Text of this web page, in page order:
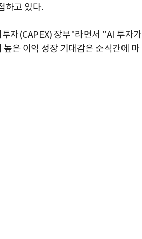
하고 있다.
자(CAPEX) 장부"라면서 "AI 투자가
은 이익 성장 기대감은 순식간에 마